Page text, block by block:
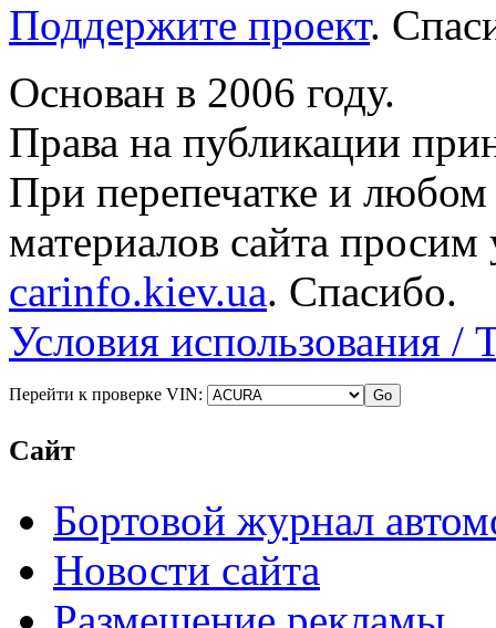
Поддержите проект.
Основан в 2006 году.
Права на публикации
При перепечатке и
материалов сайта просим
carinfo.kiev.ua. Спасибо.
Условия использования /
Перейти к проверке VIN:
Сайт
Бортовой журнал
Новости сайта